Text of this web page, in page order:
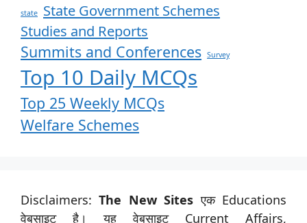
state
State Government Schemes
Studies and Reports
Summits and Conferences Survey
Top 10 Daily MCQs
Top 25 Weekly MCQs
Welfare Schemes
Disclaimers:The New Sites एक Educations
वेबसाइट है। यह वेबसाइट Current Affairs,